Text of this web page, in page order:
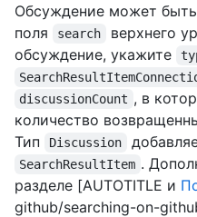
Обсуждение может
поля
search
верхнего
обсуждение, укажите
discussionCount , в
количество
Тип
Discussion
SearchResultItem .
разделе [AUTOTITLE и
github/searching-on-